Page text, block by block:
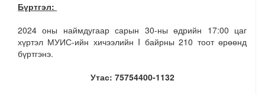
Бүртгэл:
2024 оны наймдугаар сарын 30-ны өдрийн 17:00 цаг
хүртэл МУИС-ийн хичээлийн I байрны 210 тоот өрөөнд
бүртгэнэ.
Утас: 75754400-1132